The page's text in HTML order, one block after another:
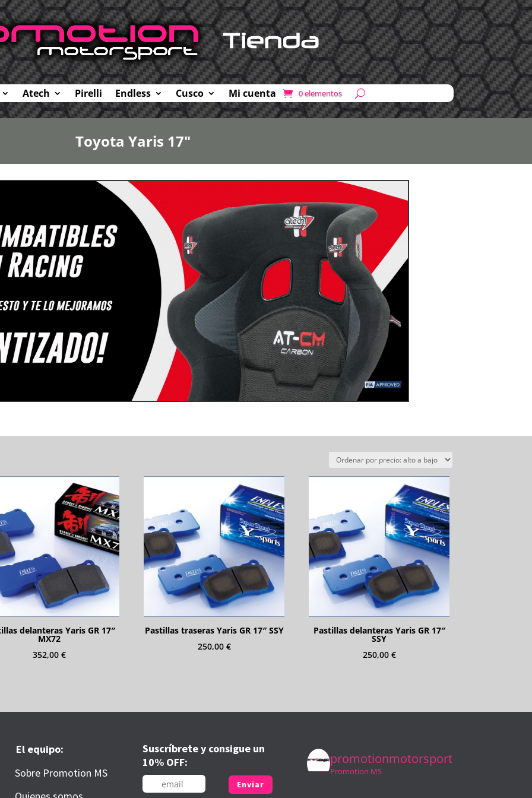
Atech Pirelli Endless Cusco Mi cuenta 0 elementos
Toyota Yaris 17"
delanteras Yaris GR 17″
MX72
352,00 €
Pastillas traseras Yaris GR 17″ SSY
250,00 €
Pastillas delanteras Yaris GR 17″
SSY
250,00 €
El equipo:
Sobre Promotion MS
Suscríbrete y consigue un
10% OFF:
Enviar
promotionmotorsport
Promotion MS